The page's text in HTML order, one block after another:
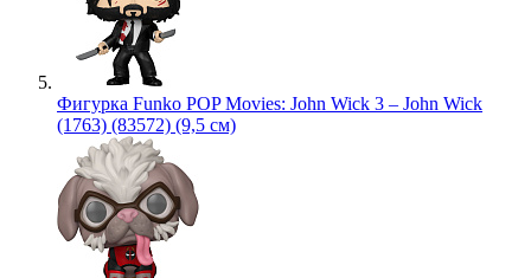
Фигурка Funko POP Movies: John Wick 3 – John Wick
(1763) (83572) (9,5 см)